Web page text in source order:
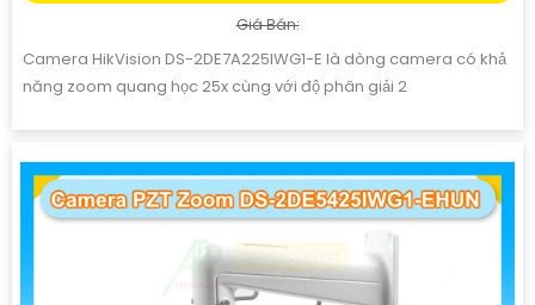
Giá Bán:
Camera HikVision DS-2DE7A225IWG1-E là dòng camera có khả
năng zoom quang học 25x cùng với độ phân giải 2